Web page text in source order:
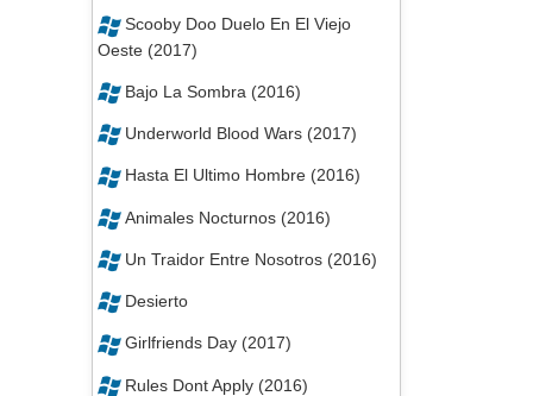
Scooby Doo Duelo En El Viejo
Oeste (2017)
Bajo La Sombra (2016)
Underworld Blood Wars (2017)
Hasta El Ultimo Hombre (2016)
Animales Nocturnos (2016)
Un Traidor Entre Nosotros (2016)
Desierto
Girlfriends Day (2017)
Rules Dont Apply (2016)